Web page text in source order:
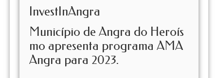
InvestInAngra
Município de Angra do Heroís
mo apresenta programa AMA
Angra para 2023.